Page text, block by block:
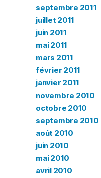
septembre 2011
juillet 2011
juin 2011
mai 2011
mars 2011
février 2011
janvier 2011
novembre 2010
octobre 2010
septembre 2010
août 2010
juin 2010
mai 2010
avril 2010